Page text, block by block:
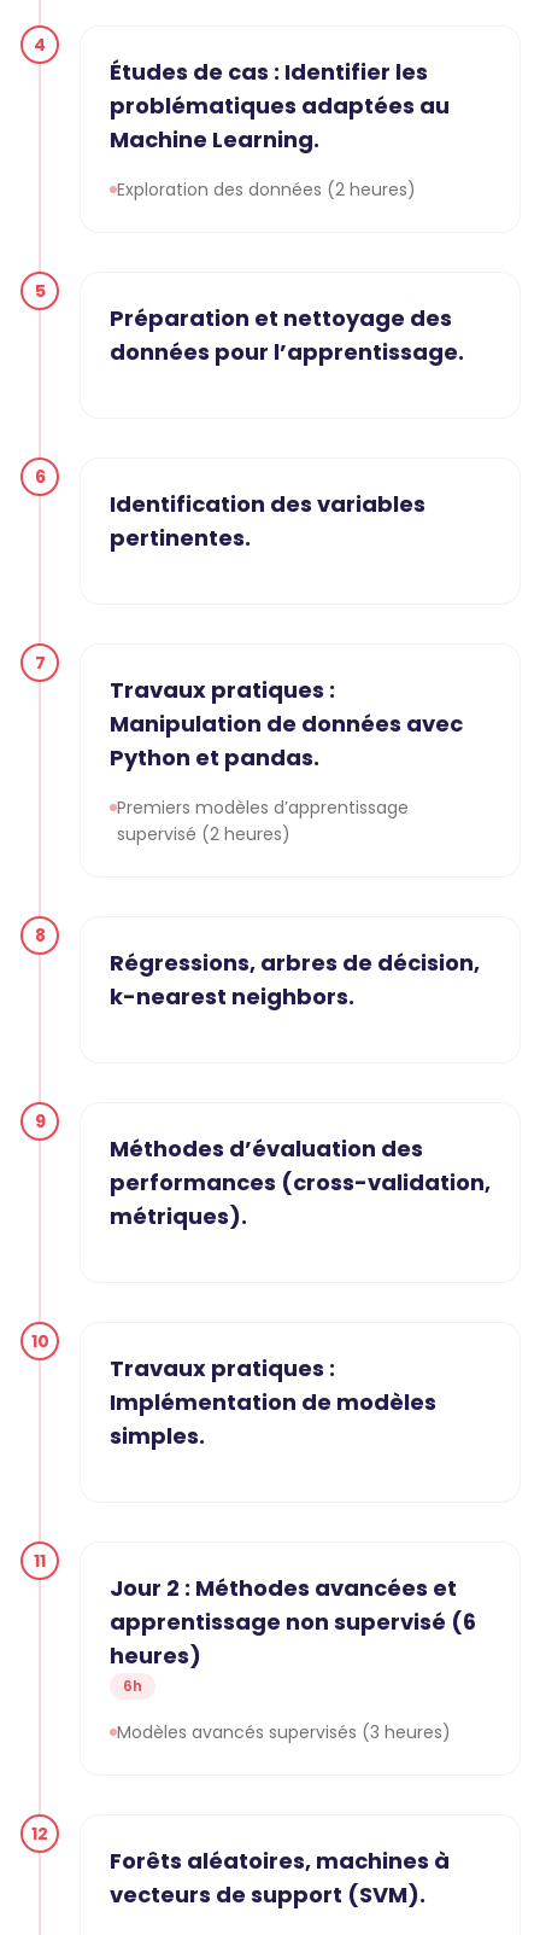
4
Études de cas : Identifier les
problématiques adaptées au
Machine Learning.
Exploration des données (2 heures)
5
Préparation et nettoyage des
données pour l’apprentissage.
6
Identification des variables
pertinentes.
7
Travaux pratiques :
Manipulation de données avec
Python et pandas.
Premiers modèles d’apprentissage
supervisé (2 heures)
8
Régressions, arbres de décision,
k-nearest neighbors.
9
Méthodes d’évaluation des
performances (cross-validation,
métriques).
10
Travaux pratiques :
Implémentation de modèles
simples.
11
Jour 2 : Méthodes avancées et
apprentissage non supervisé (6
heures)
6h
Modèles avancés supervisés (3 heures)
12
Forêts aléatoires, machines à
vecteurs de support (SVM).